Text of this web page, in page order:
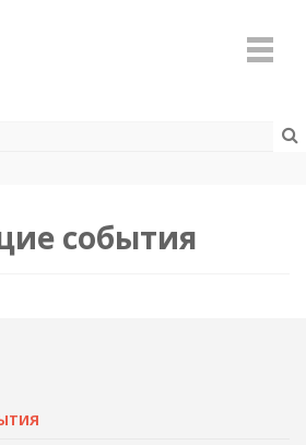
события